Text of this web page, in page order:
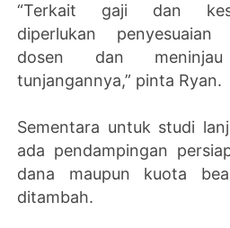
“Terkait gaji dan
diperlukan penyesuaian
dosen dan
tunjangannya,” pinta Ryan.
Sementara untuk studi
ada pendampingan
dana maupun kuota
ditambah.